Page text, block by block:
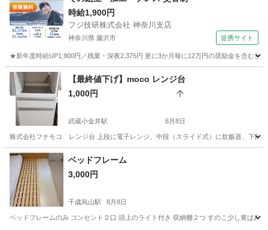
時給1,900円
フジ技研株式会社 神奈川支店
神奈川県 藤沢市 提携サイト
★新年度時給UP1,900円／残業・深夜2,375円 更に3か月毎に12万円の奨励金を含む
神奈川 藤沢市 その他
【最終値下げ】moco レンジ台
1,000円
武蔵小金井駅 8月8日
株式会社フナモコ レンジ台 上段に電子レンジ、中段（スライド式）に炊飯器、下段
東京 小金井市 武蔵小金井駅
ベッドフレーム
3,000円
千歳烏山駅 8月8日
ベッドフレームのみ コンセント２口 頭上のライト付き 収納棚２つ すのこ少し黄ばみ